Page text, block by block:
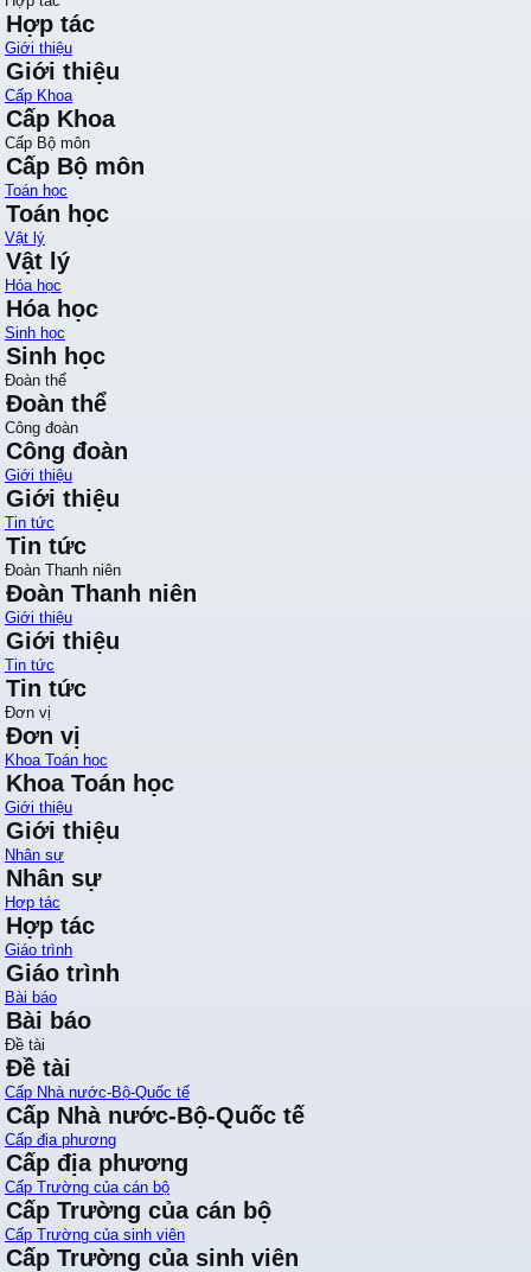
Hợp tác
Giới thiệu
Giới thiệu
Cấp Khoa
Cấp Khoa
Cấp Bộ môn
Cấp Bộ môn
Toán học
Toán học
Vật lý
Vật lý
Hóa học
Hóa học
Sinh học
Sinh học
Đoàn thể
Đoàn thể
Công đoàn
Công đoàn
Giới thiệu
Giới thiệu
Tin tức
Tin tức
Đoàn Thanh niên
Đoàn Thanh niên
Giới thiệu
Giới thiệu
Tin tức
Tin tức
Đơn vị
Đơn vị
Khoa Toán học
Khoa Toán học
Giới thiệu
Giới thiệu
Nhân sự
Nhân sự
Hợp tác
Hợp tác
Giáo trình
Giáo trình
Bài báo
Bài báo
Đề tài
Đề tài
Cấp Nhà nước-Bộ-Quốc tế
Cấp Nhà nước-Bộ-Quốc tế
Cấp địa phương
Cấp địa phương
Cấp Trường của cán bộ
Cấp Trường của cán bộ
Cấp Trường của sinh viên
Cấp Trường của sinh viên